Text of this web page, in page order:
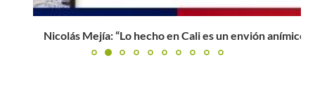
Nicolás Mejía: “Lo hecho en Cali es un envión anímico”